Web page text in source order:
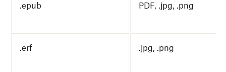
.epub PDF, .jpg, .png
.erf .jpg, .png